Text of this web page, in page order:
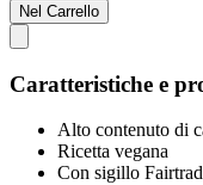
Nel Carrello
Caratteristiche e
Alto contenuto di
Ricetta vegana
Con sigillo